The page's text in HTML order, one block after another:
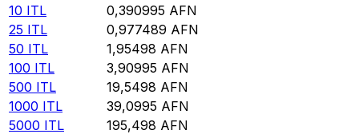
10 ITL 0,390995 AFN
25 ITL 0,977489 AFN
50 ITL 1,95498 AFN
100 ITL 3,90995 AFN
500 ITL 19,5498 AFN
1000 ITL 39,0995 AFN
5000 ITL 195,498 AFN